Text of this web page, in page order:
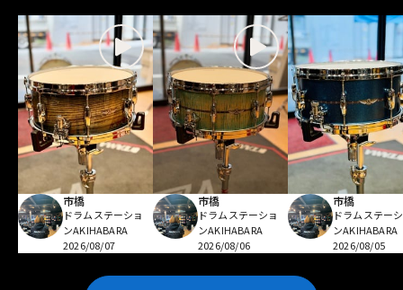
市橋
ドラムステーショ
ンAKIHABARA
2026/08/07
市橋
ドラムステーショ
ンAKIHABARA
2026/08/06
市橋
ドラムステー
ンAKIHABARA
2026/08/05